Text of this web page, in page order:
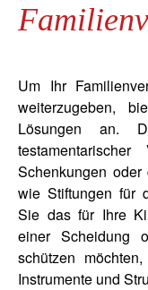
Um Ihr
weiterzugeben,
Lösungen an.
Schenkungen
wie Stiftungen für
Sie das für Ihre
einer Scheidung
schützen
Instrumente und